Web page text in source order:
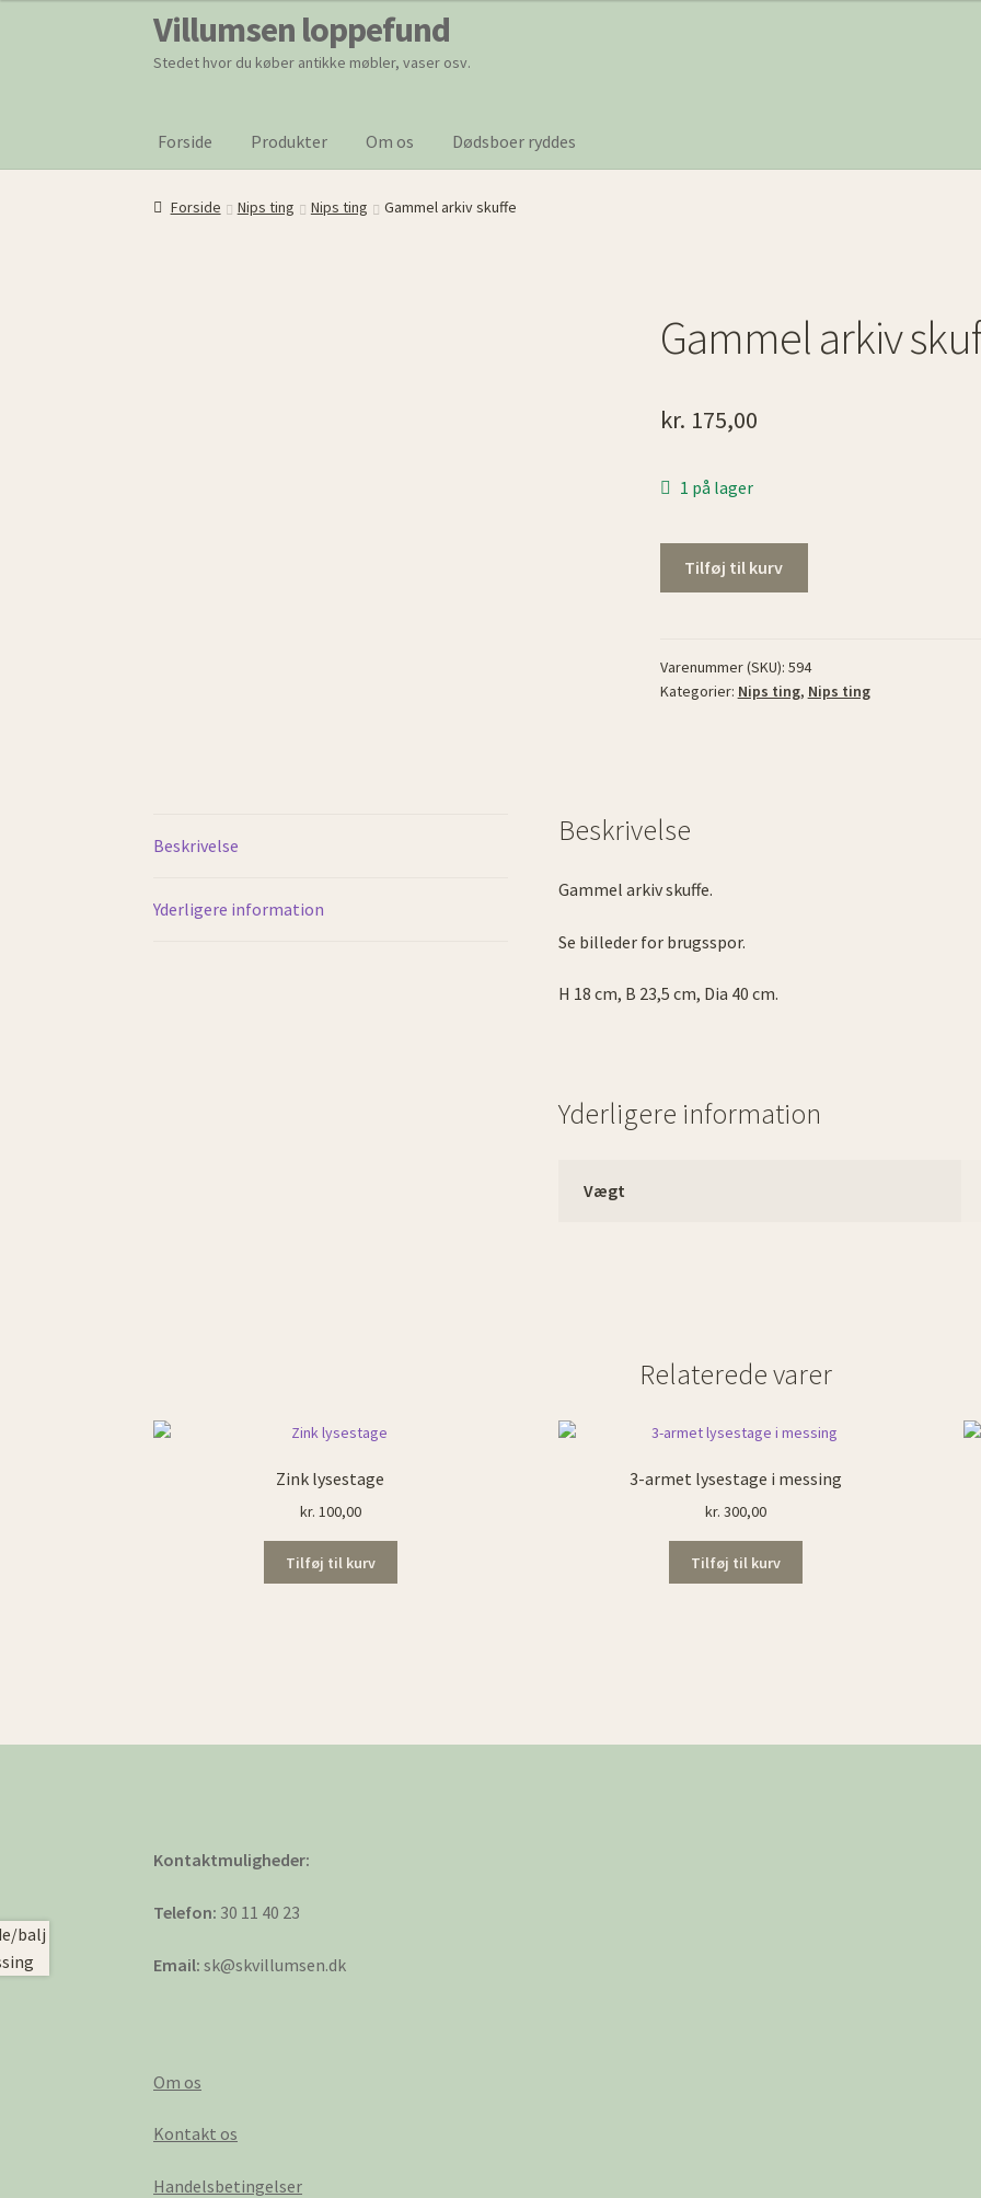
Spring
til
Spring
til
Villumsen loppefund
Stedet hvor du køber antikke møbler, vaser osv.
Forside Produkter Om os Dødsboer ryddes
Forside Nips ting Nips ting Gammel arkiv skuffe
Gammel arkiv
kr. 175,00
1 på lager
Tilføj til kurv
Varenummer (SKU): 594
Kategorier: Nips ting, Nips ting
Beskrivelse
Yderligere information
Beskrivelse
Gammel arkiv skuffe.
Se billeder for brugsspor.
H 18 cm, B 23,5 cm, Dia 40 cm.
Yderligere information
Vægt
Relaterede varer
Zink lysestage
kr. 100,00
Tilføj til kurv
3-armet lysestage i messing
kr. 300,00
Tilføj til kurv
Kontaktmuligheder:
Telefon: 30 11 40 23
Email: sk@skvillumsen.dk
Om os
Kontakt os
Handelsbetingelser